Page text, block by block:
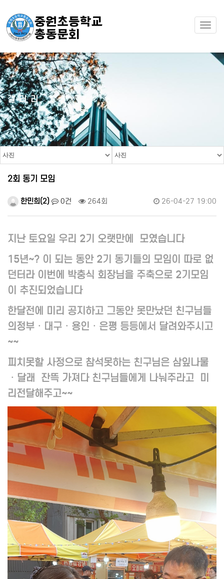
갤러리
2회 동기 모임
한민희(2) 0건 264회 26-04-27 19:00
지난 토요일 우리 2기 오랫만에 모였습니다
15년~? 이 되는 동안 2기 동기들의 모임이 따로 없
던터라 이번에 박충식 회장님을 주축으로 2기모임
이 추진되었습니다
한달전에 미리 공지하고 그동안 못만났던 친구님들
의정부ㆍ대구ㆍ용인ㆍ은평 등등에서 달려와주시고
~~
피치못할 사정으로 참석못하는 친구님은 삼잎나물
ㆍ달래 잔뜩 가져다 친구님들에게 나눠주라고 미
리전달해주고~~